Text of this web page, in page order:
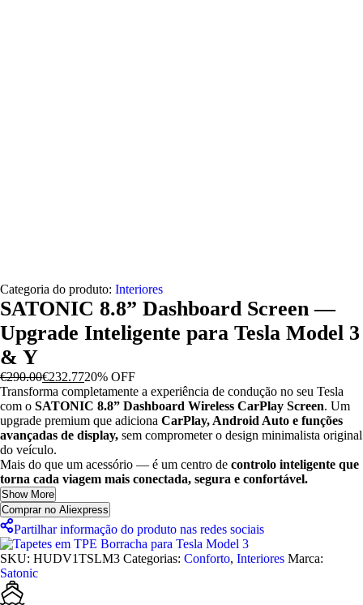
Categoria do produto: Interiores
SATONIC 8.8” Dashboard Screen —
Upgrade Inteligente para Tesla Model 3
& Y
€290.00€232.7720% OFF
Transforma completamente a experiência de condução no seu Tesla
com o SATONIC 8.8” Dashboard Wireless CarPlay Screen. Um
upgrade premium que adiciona CarPlay, Android Auto e funções
avançadas de display, sem comprometer o design minimalista original
do veículo.
Mais do que um acessório — é um centro de controlo inteligente que
torna cada viagem mais conectada, segura e confortável.
Show More
Comprar no Aliexpress
Partilhar informação do produto nas redes sociais
SKU: HUDV1TSLM3 Categorias: Conforto, Interiores Marca:
Satonic